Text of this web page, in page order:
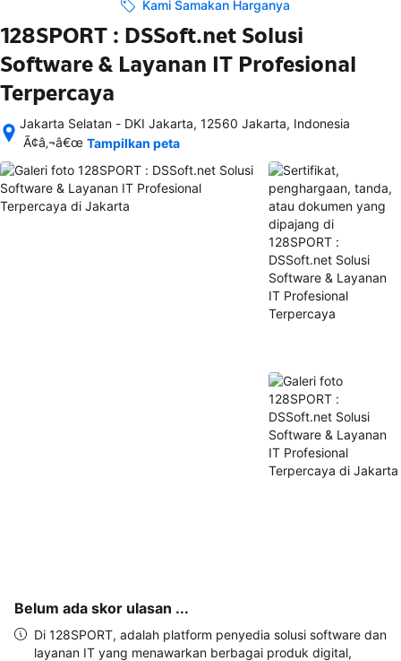
Kami Samakan Harganya
128SPORT : DSSoft.net Solusi
Software & Layanan IT Profesional
Terpercaya
Jakarta Selatan - DKI Jakarta, 12560 Jakarta, Indonesia
Setelah
semua
rincian
akomodasi
Ã¢â‚¬â€œ Tampilkan peta
Belum ada skor ulasan ...
Di 128SPORT, adalah platform penyedia solusi software dan
layanan IT yang menawarkan berbagai produk digital,